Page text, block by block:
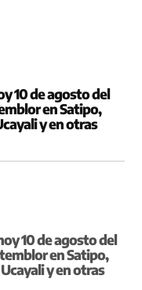
10 de agosto del
en Satipo,
y en otras
10 de agosto del
en Satipo,
y en otras